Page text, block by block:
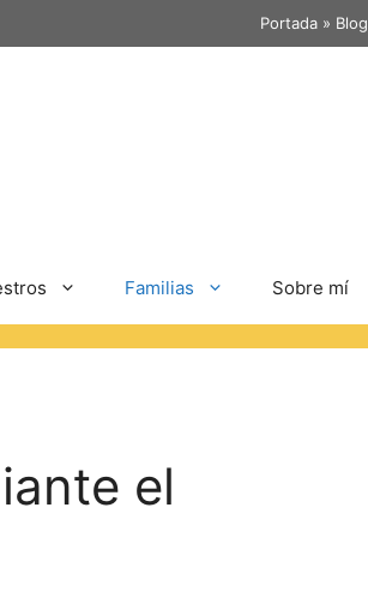
Portada » Blog
Familias Sobre mí
el